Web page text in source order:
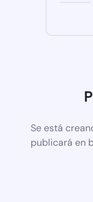
Se está
publicará en